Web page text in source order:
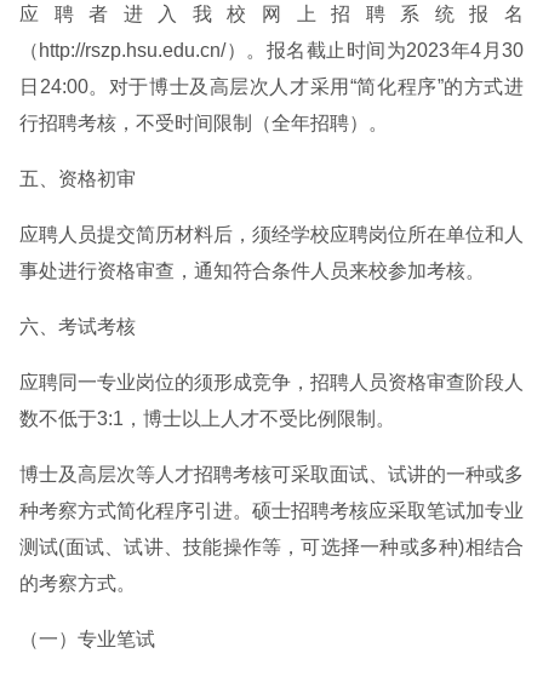
应聘者进入我校网上招聘系统报名
（http://rszp.hsu.edu.cn/）。报名截止时间为2023年4月30
日24:00。对于博士及高层次人才采用“简化程序”的方式进
行招聘考核，不受时间限制（全年招聘）。
五、资格初审
应聘人员提交简历材料后，须经学校应聘岗位所在单位和人
事处进行资格审查，通知符合条件人员来校参加考核。
六、考试考核
应聘同一专业岗位的须形成竞争，招聘人员资格审查阶段人
数不低于3:1，博士以上人才不受比例限制。
博士及高层次等人才招聘考核可采取面试、试讲的一种或多
种考察方式简化程序引进。硕士招聘考核应采取笔试加专业
测试(面试、试讲、技能操作等，可选择一种或多种)相结合
的考察方式。
（一）专业笔试